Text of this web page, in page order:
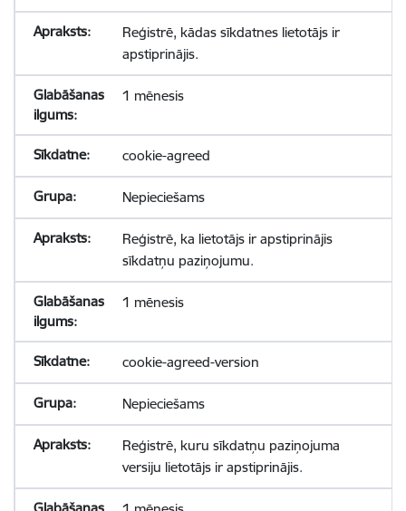
Reģistrē, kādas sīkdatnes lietotājs ir
apstiprinājis.
1 mēnesis
cookie-agreed
Nepieciešams
Reģistrē, ka lietotājs ir apstiprinājis
sīkdatņu paziņojumu.
1 mēnesis
cookie-agreed-version
Nepieciešams
Reģistrē, kuru sīkdatņu paziņojuma
versiju lietotājs ir apstiprinājis.